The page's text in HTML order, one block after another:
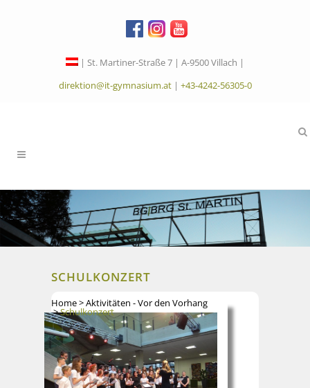
| St. Martiner-Straße 7 | A-9500 Villach |
direktion@it-gymnasium.at| +43-4242-56305-0
SCHULKONZERT
Home>Aktivitäten - Vor den Vorhang
>Schulkonzert